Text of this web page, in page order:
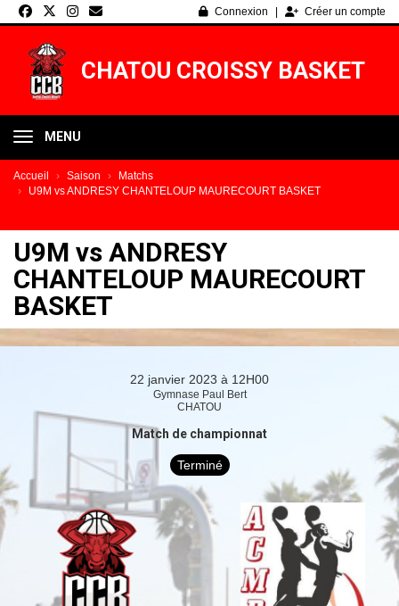
Connexion Créer un compte
CHATOU CROISSY BASKET
MENU
Accueil Saison
Matchs
U9M vs ANDRESY CHANTELOUP MAURECOURT BASKET
U9M vs ANDRESY
CHANTELOUP MAURECOURT
BASKET
22 janvier 2023 à 12H00
Gymnase Paul Bert
CHATOU
Match de championnat
Terminé
Panneau de gestion des cookies